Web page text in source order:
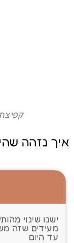
איך נזהה
ישנו שינוי
מעידים שזה
עד היום